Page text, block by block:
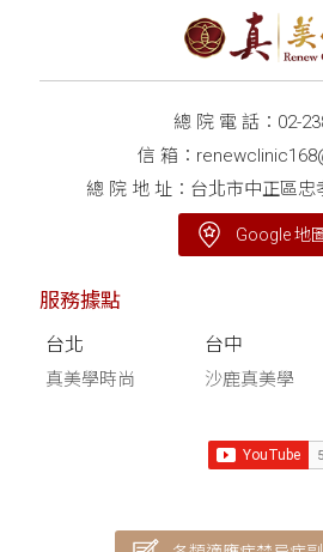
救！
總 院 電 話： 02-
信 箱：
總 院 地 址：台北市中正區忠
Google 地
服務據點
台北
真美學時尚
台中
沙鹿真美學